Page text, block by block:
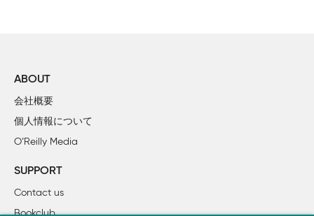
        1.2　電子メールとインターネット
                1.2.1　電子メールコンポーネント
        1.3　Postfixの役割
        1.4　Postfixのセキュリティ
                1.4.1　モジュール型の設計
                1.4.3　設計上のセキュリティ
ABOUT
会社概要
個人情報について
O’Reilly Media
SUPPORT
Contact us
Bookclub